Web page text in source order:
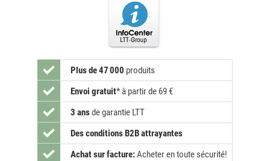
Plus de 47 000 produits
Envoi gratuit* à partir de 69 €
3 ansde garantie LTT
Des conditions B2B attrayantes
Achat sur facture:Acheter en toute sécurité!